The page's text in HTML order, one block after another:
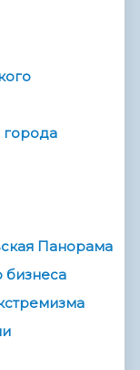
города
Панорама